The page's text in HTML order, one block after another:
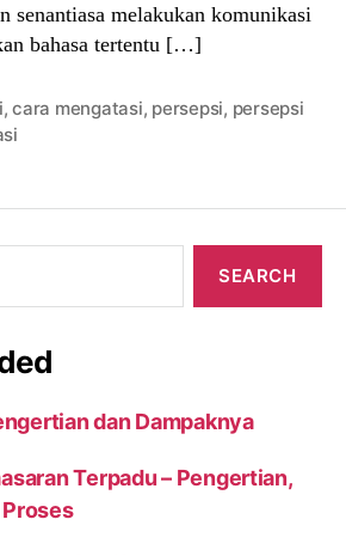
senantiasa melakukan komunikasi
bahasa tertentu […]
,cara mengatasi, persepsi, persepsi
dan Dampaknya
Terpadu – Pengertian,